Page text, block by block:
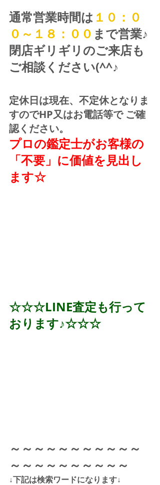
通常営業時間は １０：０
０～１８：００ まで営業♪
閉店ギリギリのご来店も
ご相談ください(^^♪
定休日は現在、不定休となりま
すのでHP又はお電話等で ご確
認ください。
プロの鑑定士がお客様の
「不要」に価値を見出し
ます☆
☆☆☆LINE査定も行って
おります♪☆☆☆
～～～～～～～～～～～
～～～～～～～～～～
↓下記は検索ワードになります↓